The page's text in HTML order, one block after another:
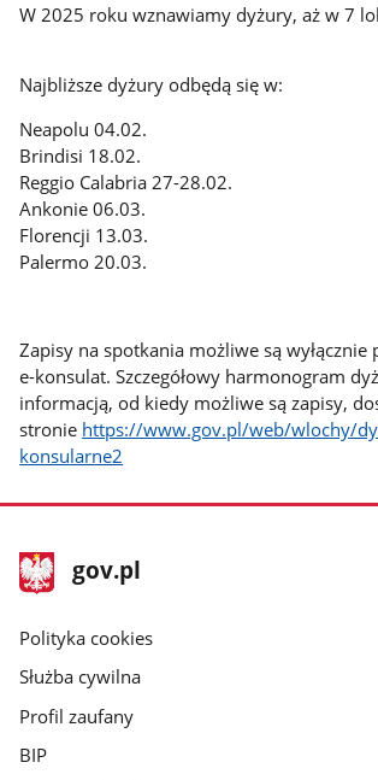
W 2025 roku wznawiamy dyżury, aż w 7
Najbliższe dyżury odbędą się w:
Neapolu 04.02.
Brindisi 18.02.
Reggio Calabria 27-28.02.
Ankonie 06.03.
Florencji 13.03.
Palermo 20.03.
Zapisy na spotkania możliwe są wyłącznie
e-konsulat. Szczegółowy harmonogram
informacją, od kiedy możliwe są zapisy,
stronie https://www.gov.pl/web/wlochy/
konsularne2
stopka
gov.pl
Strona
gov.pl
gov.pl
Polityka cookies
Służba cywilna
Profil zaufany
BIP